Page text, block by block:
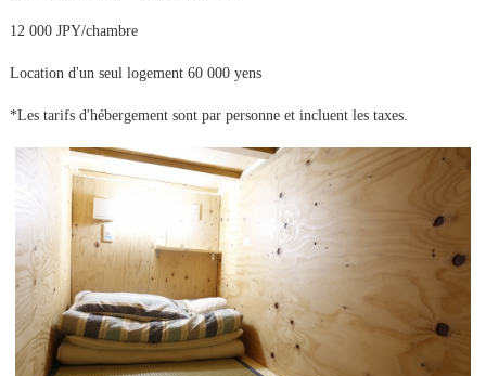
12 000 JPY/chambre
Location d'un seul logement 60 000 yens
*Les tarifs d'hébergement sont par personne et incluent les taxes.